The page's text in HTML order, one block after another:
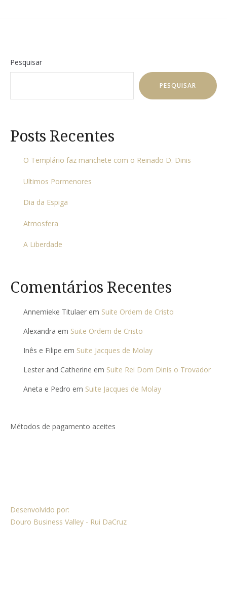
Pesquisar
PESQUISAR
Posts Recentes
O Templário faz manchete com o Reinado D. Dinis
Ultimos Pormenores
Dia da Espiga
Atmosfera
A Liberdade
Comentários Recentes
Annemieke Titulaer em Suite Ordem de Cristo
Alexandra em Suite Ordem de Cristo
Inês e Filipe em Suite Jacques de Molay
Lester and Catherine em Suite Rei Dom Dinis o Trovador
Aneta e Pedro em Suite Jacques de Molay
Métodos de pagamento aceites
Desenvolvido por:
Douro Business Valley - Rui DaCruz